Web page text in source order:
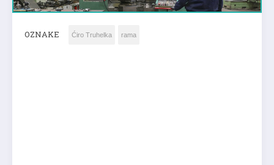
OZNAKE Ćiro Truhelka rama